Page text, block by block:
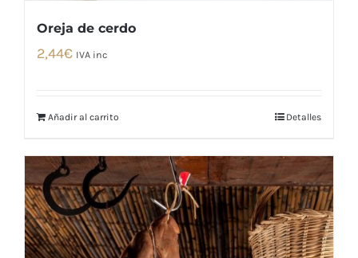
Oreja de cerdo
2,44€ IVA inc
Añadir al carrito Detalles